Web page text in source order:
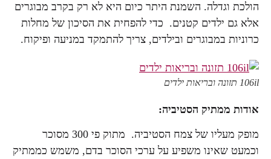
הולכת וגדלה. השמנת היתר כיום היא לא רק בקרב מבוגרים
אלא גם ילדים קטנים. כדי להפחית את הסיכון של מחלות
כרוניות במבוגרים ובילדים, צריך להתמקד במניעה ופיקוח.
106il תזונה ובריאות ילדים
אודות ממתיק הסטיביה:
מופק מעליו של צמח הסטיביה. מתוק פי 300 מסוכר
וכמעט שאינו משפיע על ערכי הסוכר בדם, משמש כממתיק